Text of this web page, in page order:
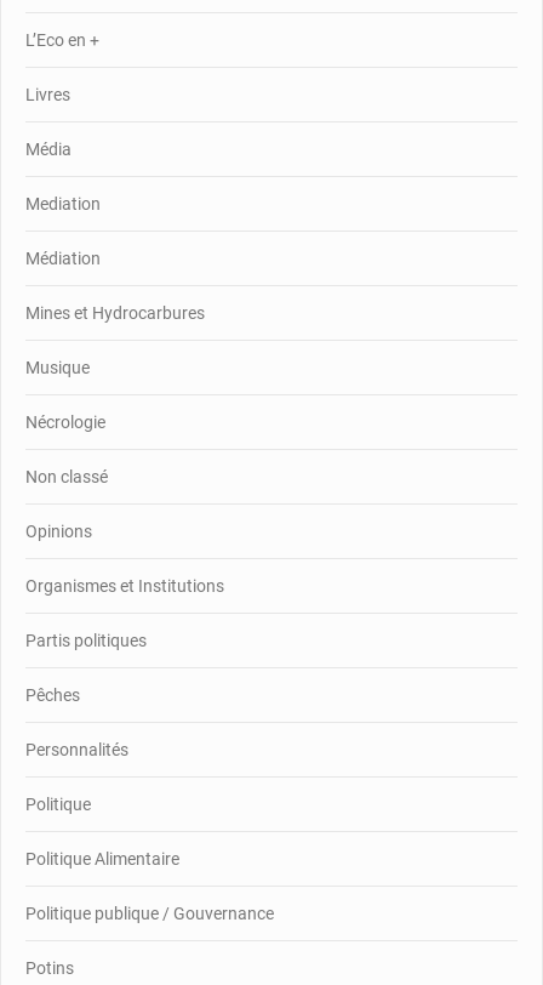
L’Eco en +
Livres
Média
Mediation
Médiation
Mines et Hydrocarbures
Musique
Nécrologie
Non classé
Opinions
Organismes et Institutions
Partis politiques
Pêches
Personnalités
Politique
Politique Alimentaire
Politique publique / Gouvernance
Potins